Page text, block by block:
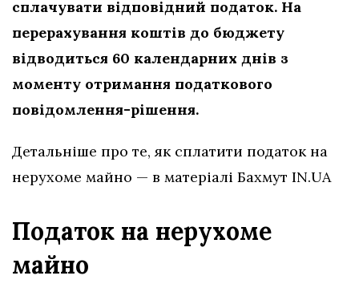
сплачувати відповідний податок. На
перерахування коштів до бюджету
відводиться 60 календарних днів з
моменту отримання податкового
повідомлення-рішення.
Детальніше про те, як сплатити податок на
нерухоме майно — в матеріалі Бахмут IN.UA
Податок на нерухоме
майно